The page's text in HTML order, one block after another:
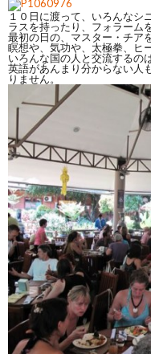
１０日に渡って、いろんなシ
ラスを持ったり、フォラーム
最初の日の、マスター・チア
瞑想や、気功や、太極拳、ヒ
いろんな国の人と交流するの
英語があんまり分からない人
りません。